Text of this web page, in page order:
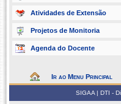
Atividades de Extensão
Projetos de Monitoria
Agenda do Docente
Ir ao Menu Principal
SIGAA | DTI -